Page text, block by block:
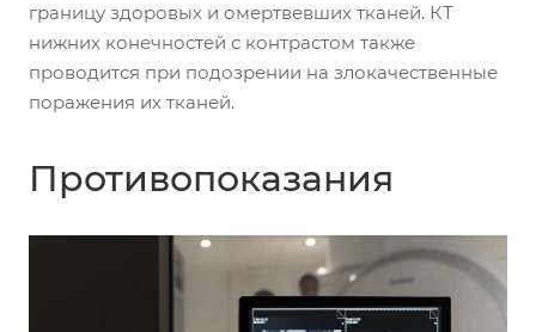
границу здоровых и омертвевших тканей. КТ
нижних конечностей с контрастом также
проводится при подозрении на злокачественные
поражения их тканей.
Противопоказания